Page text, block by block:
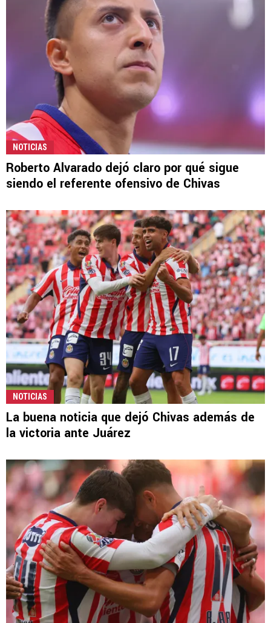
NOTICIAS
Roberto Alvarado dejó claro por qué sigue
siendo el referente ofensivo de Chivas
NOTICIAS
La buena noticia que dejó Chivas además de
la victoria ante Juárez